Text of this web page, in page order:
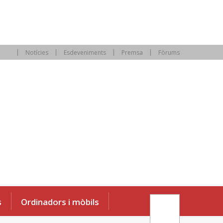
Notícies Esdeveniments Premsa Fòrums
Ordinadors i mòbils